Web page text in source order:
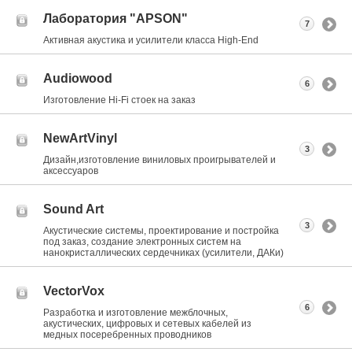
Лаборатория "APSON"
Активная акустика и усилители класса Нigh-End
7
Audiowood
Изготовление Hi-Fi стоек на заказ
6
NewArtVinyl
Дизайн,изготовление виниловых проигрывателей и
аксессуаров
3
Sound Art
Акустические системы, проектирование и постройка
под заказ, создание электронных систем на
нанокристаллических сердечниках (усилители, ДАКи)
3
VectorVox
Разработка и изготовление межблочных,
акустических, цифровых и сетевых кабелей из
медных посеребренных проводников
6